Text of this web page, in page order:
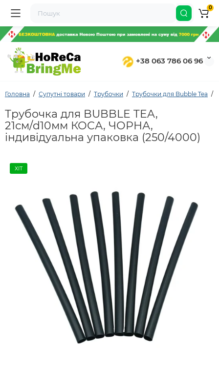
+38 063 786 06 96
0
Головна Супутні товари Трубочки Трубочки для Bubble Tea
Трубочка для BUBBLE TEA,
21см/d10мм КОСА, ЧОРНА,
індивідуальна упаковка (250/4000)
ХІТ